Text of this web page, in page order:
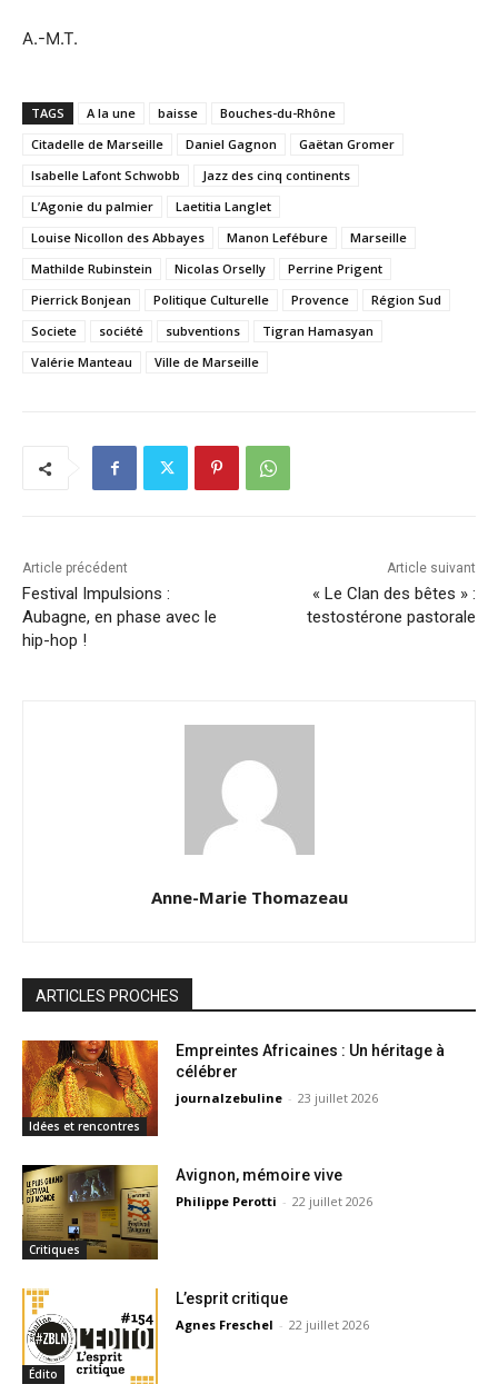
A.-M.T.
TAGS A la une baisse
Bouches-du-Rhône
Citadelle de Marseille
Daniel Gagnon
Gaëtan Gromer
Isabelle Lafont Schwobb
Jazz des cinq continents
L’Agonie du palmier
Laetitia Langlet
Louise Nicollon des Abbayes
Manon Lefébure
Marseille
Mathilde Rubinstein
Nicolas Orselly
Perrine Prigent
Pierrick Bonjean
Politique Culturelle Provence
Région Sud
Societe
société subventions
Tigran Hamasyan
Valérie Manteau
Ville de Marseille
Article précédent
Festival Impulsions :
Aubagne, en phase avec le
hip-hop !
Article suivant
« Le Clan des bêtes » :
testostérone pastorale
Anne-Marie Thomazeau
ARTICLES PROCHES
Idées et rencontres
Empreintes Africaines : Un héritage à
célébrer
journalzebuline - 23 juillet 2026
Critiques
Avignon, mémoire vive
Philippe Perotti - 22 juillet 2026
Édito
L’esprit critique
Agnes Freschel - 22 juillet 2026